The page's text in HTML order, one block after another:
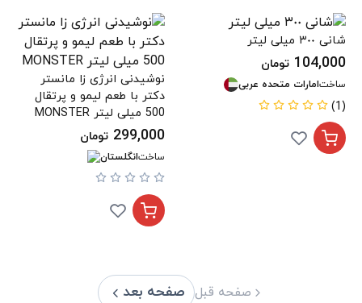
شانی ٣٠٠ میلی لیتر
104,000 تومان
ساختامارات متحده عربی
(1)
نوشیدنی انرژی زا مانستر
دکتر با طعم لیمو و پرتقال
500 میلی لیتر MONSTER
299,000 تومان
ساختانگلستان
صفحه قبل صفحه بعد